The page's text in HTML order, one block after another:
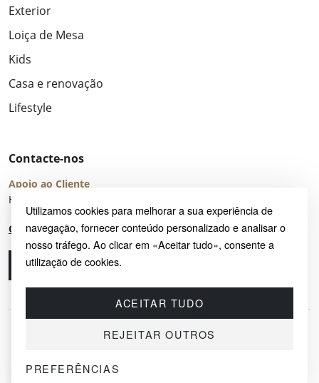
Utilizamos cookies para melhorar a sua experiência de
navegação, fornecer conteúdo personalizado e analisar o
nosso tráfego. Ao clicar em «Aceitar tudo», consente a
utilização de cookies.
ACEITAR TUDO
REJEITAR OUTROS
PREFERÊNCIAS
Exterior
Loiça de Mesa
Kids
Casa e renovação
Lifestyle
Contacte-nos
Apoio ao Cliente
Horário de Atendimento: seg – sex 8:00 – 16:00 (UTC+2)
Centro de Ajuda
Ligue-nos
© 2026 SAYRUG OÜ · KESKLINNA LINNAOSA, AHTRI TN 12, 10151, TALLINN,